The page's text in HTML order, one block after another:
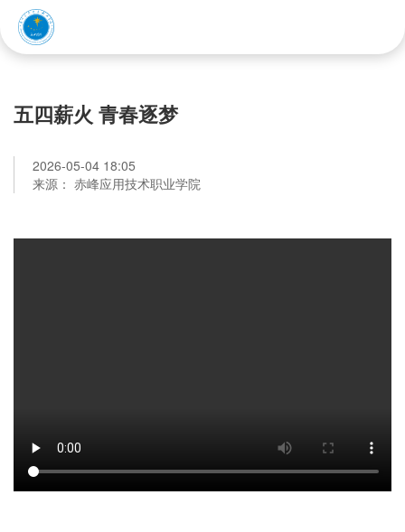
五四薪火 青春逐梦
2026-05-04 18:05
来源： 赤峰应用技术职业学院